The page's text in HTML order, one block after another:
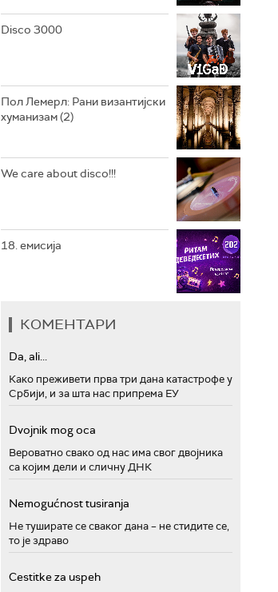
РАДИО ЏЕЗЕР
Disco 3000
Пол Лемерл: Рани византијски
хуманизам (2)
We care about disco!!!
18. емисија
КОМЕНТАРИ
Da, ali...
Како преживети прва три дана катастрофе у
Србији, и за шта нас припрема ЕУ
Dvojnik mog oca
Вероватно свако од нас има свог двојника
са којим дели и сличну ДНК
Nemogućnost tusiranja
Не туширате се сваког дана – не стидите се,
то је здраво
Cestitke za uspeh